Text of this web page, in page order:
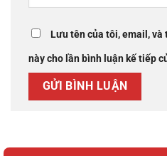
Lưu tên của tôi, email,
này cho lần bình luận kế tiếp